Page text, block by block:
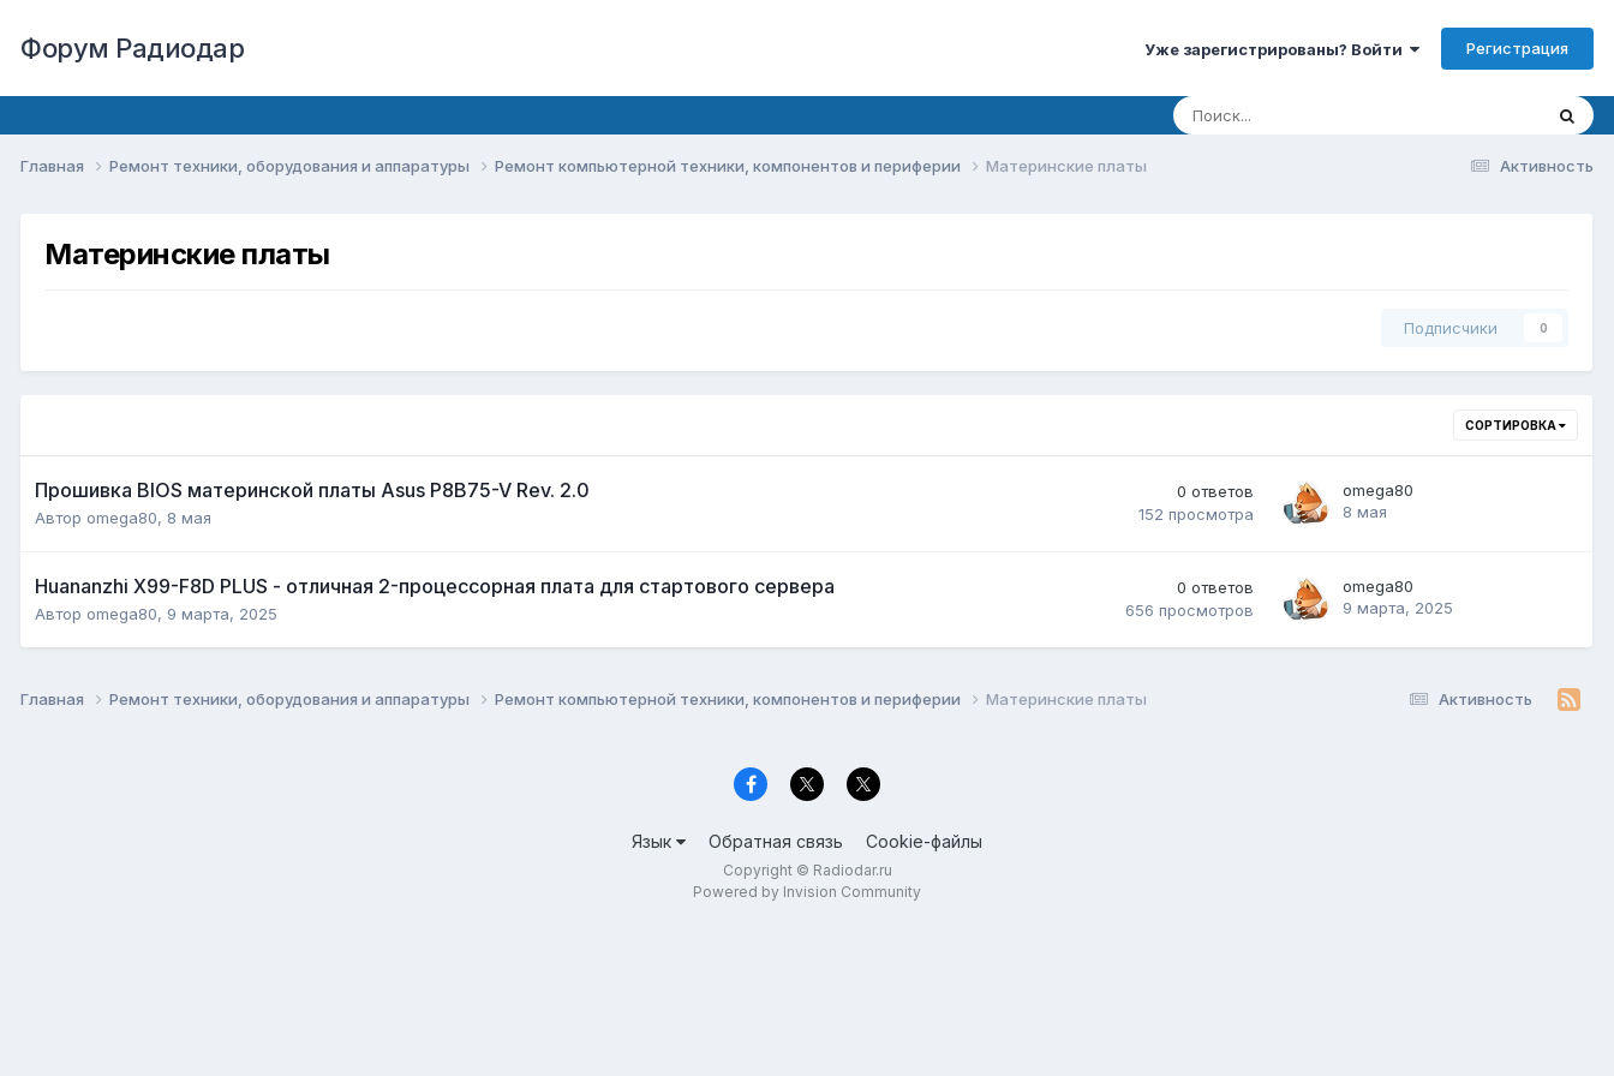
Форум Радиодар Уже зарегистрированы? Войти Регистрация
Активность
Главная Ремонт техники, оборудования и аппаратуры Ремонт компьютерной техники, компонентов и периферии Материнские платы
Материнские платы
Подписчики 0
СОРТИРОВКА
Прошивка BIOS материнской платы Asus P8B75-V Rev. 2.0
Автор omega80, 8 мая
0 ответов
152 просмотра
omega80
8 мая
Huananzhi X99-F8D PLUS - отличная 2-процессорная плата для стартового сервера
Автор omega80, 9 марта, 2025
0 ответов
656 просмотров
omega80
9 марта, 2025
Активность
Главная Ремонт техники, оборудования и аппаратуры Ремонт компьютерной техники, компонентов и периферии Материнские платы
Язык Обратная связь Cookie-файлы
Copyright © Radiodar.ru
Powered by Invision Community